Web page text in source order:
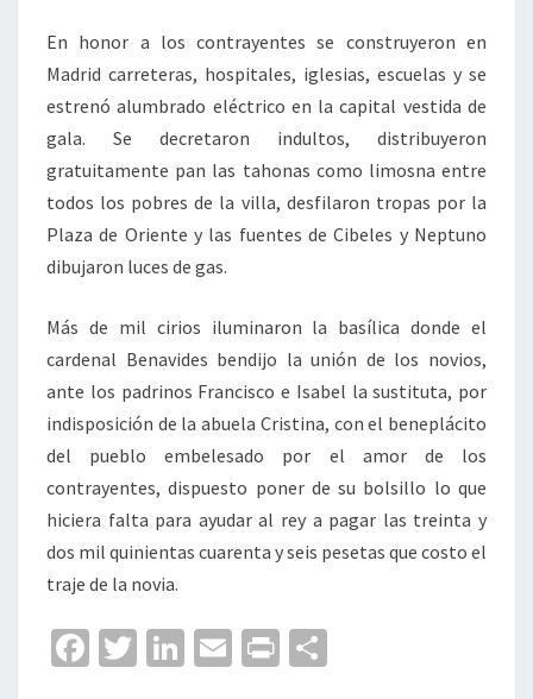
En honor a los contrayentes se construyeron en
Madrid carreteras, hospitales, iglesias, escuelas y se
estrenó alumbrado eléctrico en la capital vestida de
gala. Se decretaron indultos, distribuyeron
gratuitamente pan las tahonas como limosna entre
todos los pobres de la villa, desfilaron tropas por la
Plaza de Oriente y las fuentes de Cibeles y Neptuno
dibujaron luces de gas.
Más de mil cirios iluminaron la basílica donde el
cardenal Benavides bendijo la unión de los novios,
ante los padrinos Francisco e Isabel la sustituta, por
indisposición de la abuela Cristina, con el beneplácito
del pueblo embelesado por el amor de los
contrayentes, dispuesto poner de su bolsillo lo que
hiciera falta para ayudar al rey a pagar las treinta y
dos mil quinientas cuarenta y seis pesetas que costo el
traje de la novia.
Fa T
Li
E
Pr